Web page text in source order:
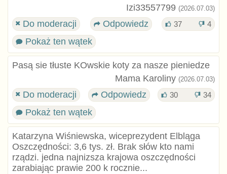
Izi33557799 (2026.07.03)
Do moderacji Odpowiedz 37 4
Pokaż ten wątek
Pasą sie tłuste KOwskie koty za nasze pieniedze
Mama Karoliny (2026.07.03)
Do moderacji Odpowiedz 30 34
Pokaż ten wątek
Katarzyna Wiśniewska, wiceprezydent Elbląga
Oszczędności: 3,6 tys. zł. Brak słów kto nami
rządzi. jedna najnizsza krajowa oszczędności
zarabiając prawie 200 k rocznie...